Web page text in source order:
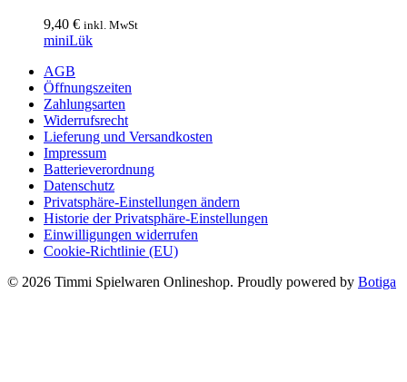
9,40 € inkl. MwSt
miniLük
AGB
Öffnungszeiten
Zahlungsarten
Widerrufsrecht
Lieferung und Versandkosten
Impressum
Batterieverordnung
Datenschutz
Privatsphäre-Einstellungen ändern
Historie der Privatsphäre-Einstellungen
Einwilligungen widerrufen
Cookie-Richtlinie (EU)
© 2026 Timmi Spielwaren Onlineshop. Proudly powered by Botiga